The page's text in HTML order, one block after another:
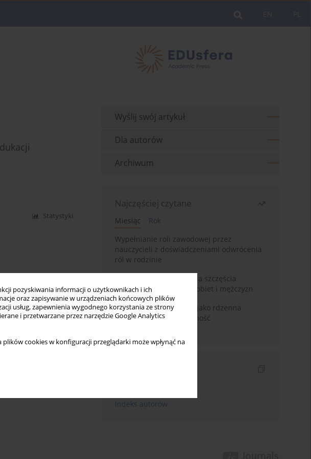
pozyskiwania informacji o użytkownikach i ich
oraz zapisywanie w urządzeniach końcowych plików
usług, zapewnienia wygodnego korzystania ze strony
i przetwarzane przez narzędzie Google Analytics
cookies w konfiguracji przeglądarki może wpłynąć na
Statystyki
Wyślij swój artykuł
Dla autorów
Archiwum
Najczęściej czytane
Miesiąc
Rok
Wypełnianie roli zawodowej przez
nauczycieli z doświadczeniami odwrócenia
ról w rodzinie
Uwarunkowania poczucia szczęścia
małżeńskiego w opinii kobiet i mężczyzn
Język domu rodzinnego jako rdzenna
wartość kreująca tożsamość
Indeks autorów